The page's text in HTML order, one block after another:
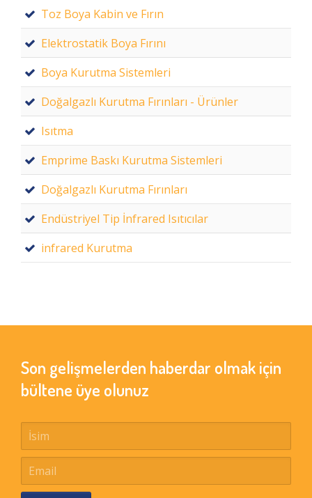
Toz Boya Kabin ve Fırın
Elektrostatik Boya Fırını
Boya Kurutma Sistemleri
Doğalgazlı Kurutma Fırınları - Ürünler
Isıtma
Emprime Baskı Kurutma Sistemleri
Doğalgazlı Kurutma Fırınları
Endüstriyel Tip İnfrared Isıtıcılar
infrared Kurutma
Son gelişmelerden haberdar olmak için
bültene üye olunuz